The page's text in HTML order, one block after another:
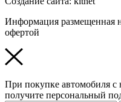
Информация размещенная
офертой
При покупке автомобиля с
получите персональный